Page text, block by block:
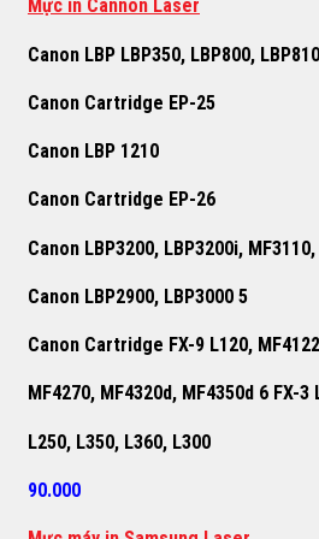
Mực in Cannon Laser
Canon LBP LBP350, LBP800,
Canon Cartridge EP-25
Canon LBP 1210
Canon Cartridge EP-26
Canon LBP3200, LBP3200i,
Canon LBP2900, LBP3000 5
Canon Cartridge FX-9 L120,
MF4270, MF4320d, MF4350d 6 FX-
L250, L350, L360, L300
90.000